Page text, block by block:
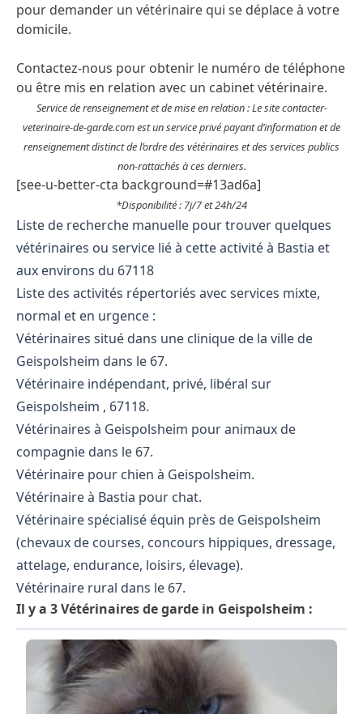
pour demander un vétérinaire qui se déplace à votre
domicile.
Contactez-nous pour obtenir le numéro de téléphone
ou être mis en relation avec un cabinet vétérinaire.
Service de renseignement et de mise en relation : Le site contacter-
veterinaire-de-garde.com est un service privé payant d’information et de
renseignement distinct de l’ordre des vétérinaires et des services publics
non-rattachés à ces derniers.
[see-u-better-cta background=#13ad6a]
*Disponibilité : 7j/7 et 24h/24
Liste de recherche manuelle pour trouver quelques
vétérinaires ou service lié à cette activité à Bastia et
aux environs du 67118
Liste des activités répertoriés avec services mixte,
normal et en urgence :
Vétérinaires situé dans une clinique de la ville de
Geispolsheim dans le 67.
Vétérinaire indépendant, privé, libéral sur
Geispolsheim , 67118.
Vétérinaires à Geispolsheim pour animaux de
compagnie dans le 67.
Vétérinaire pour chien à Geispolsheim.
Vétérinaire à Bastia pour chat.
Vétérinaire spécialisé équin près de Geispolsheim
(chevaux de courses, concours hippiques, dressage,
attelage, endurance, loisirs, élevage).
Vétérinaire rural dans le 67.
Il y a 3 Vétérinaires de garde in Geispolsheim :